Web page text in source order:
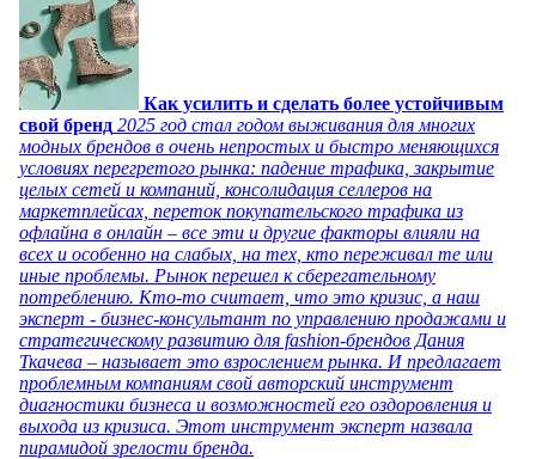
Как усилить и сделать более устойчивым
свой бренд 2025 год стал годом выживания для многих
модных брендов в очень непростых и быстро меняющихся
условиях перегретого рынка: падение трафика, закрытие
целых сетей и компаний, консолидация селлеров на
маркетплейсах, переток покупательского трафика из
офлайна в онлайн – все эти и другие факторы влияли на
всех и особенно на слабых, на тех, кто переживал те или
иные проблемы. Рынок перешел к сберегательному
потреблению. Кто-то считает, что это кризис, а наш
эксперт - бизнес-консультант по управлению продажами и
стратегическому развитию для fashion-брендов Дания
Ткачева – называет это взрослением рынка. И предлагает
проблемным компаниям свой авторский инструмент
диагностики бизнеса и возможностей его оздоровления и
выхода из кризиса. Этот инструмент эксперт назвала
пирамидой зрелости бренда.